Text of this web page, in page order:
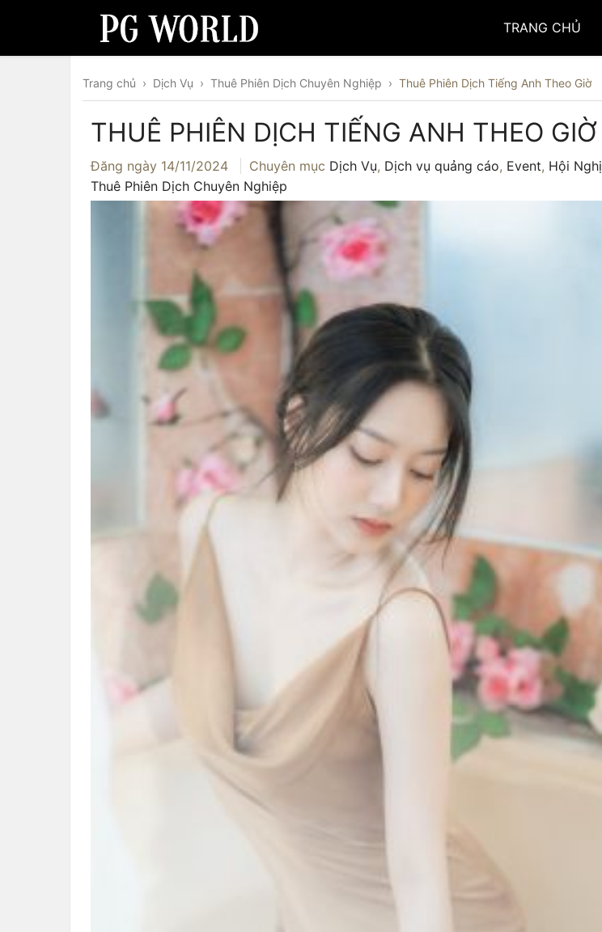
TRANG CHỦ
Trang chủ › Dịch Vụ › Thuê Phiên Dịch Chuyên Nghiệp › Thuê Phiên Dịch Tiếng Anh Theo Giờ
THUÊ PHIÊN DỊCH TIẾNG ANH THEO GIỜ
Đăng ngày 14/11/2024 Chuyên mục Dịch Vụ, Dịch vụ quảng cáo, Event, Hội Nghị
Thuê Phiên Dịch Chuyên Nghiệp